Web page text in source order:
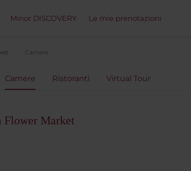
Minor DISCOVERY Le mie prenotazioni
Camere
Camere Ristoranti Virtual Tour
Flower Market